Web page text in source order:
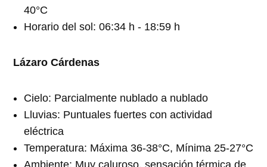
40°C
Horario del sol: 06:34 h - 18:59 h
Lázaro Cárdenas
Cielo: Parcialmente nublado a nublado
Lluvias: Puntuales fuertes con actividad
eléctrica
Temperatura: Máxima 36-38°C, Mínima 25-27°C